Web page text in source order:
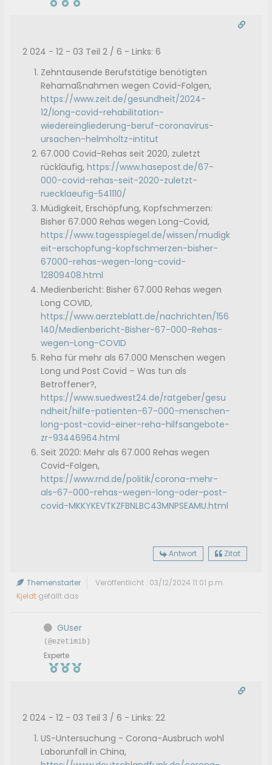
2 024 - 12 - 03 Teil 2 / 6 - Links: 6
Zehntausende Berufstätige benötigten
Rehamaßnahmen wegen Covid-Folgen,
https://www.zeit.de/gesundheit/2024-
12/long-covid-rehabilitation-
wiedereingliederung-beruf-coronavirus-
ursachen-helmholtz-intitut
67.000 Covid-Rehas seit 2020, zuletzt
rückläufig,https://www.hasepost.de/67-
000-covid-rehas-seit-2020-zuletzt-
ruecklaeufig-541110/
Müdigkeit, Erschöpfung, Kopfschmerzen:
Bisher 67.000 Rehas wegen Long-Covid,
https://www.tagesspiegel.de/wissen/mudigk
eit-erschopfung-kopfschmerzen-bisher-
67000-rehas-wegen-long-covid-
12809408.html
Medienbericht: Bisher 67.000 Rehas wegen
Long COVID,
https://www.aerzteblatt.de/nachrichten/156
140/Medienbericht-Bisher-67-000-Rehas-
wegen-Long-COVID
Reha für mehr als 67.000 Menschen wegen
Long und Post Covid – Was tun als
Betroffener?,
https://www.suedwest24.de/ratgeber/gesu
ndheit/hilfe-patienten-67-000-menschen-
long-post-covid-einer-reha-hilfsangebote-
zr-93446964.html
Seit 2020: Mehr als 67.000 Rehas wegen
Covid-Folgen,
https://www.rnd.de/politik/corona-mehr-
als-67-000-rehas-wegen-long-oder-post-
covid-MKKYKEVTKZFBNLBC43MNPSEAMU.html
Antwort Zitat
Themenstarter
Veröffentlicht : 03/12/2024 11:01 p.m.
Kjeldt gefällt das
GUser
(@ezetimib)
Experte
2 024 - 12 - 03 Teil 3 / 6 - Links: 22
US-Untersuchung - Corona-Ausbruch wohl
Laborunfall in China,